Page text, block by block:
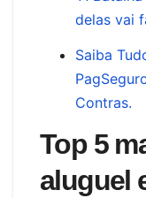
delas vai
Saiba
Contras.
Top 5
aluguel